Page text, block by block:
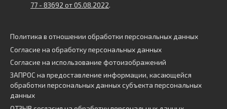
77 - 83692 от 05.08.2022.
Политика в отношении обработки персональных данных
Согласие на обработку персональных данных
Согласие на использование фотоизображений
ЗАПРОС на предоставление информации, касающейся
обработки персональных данных субъекта персональных
данных